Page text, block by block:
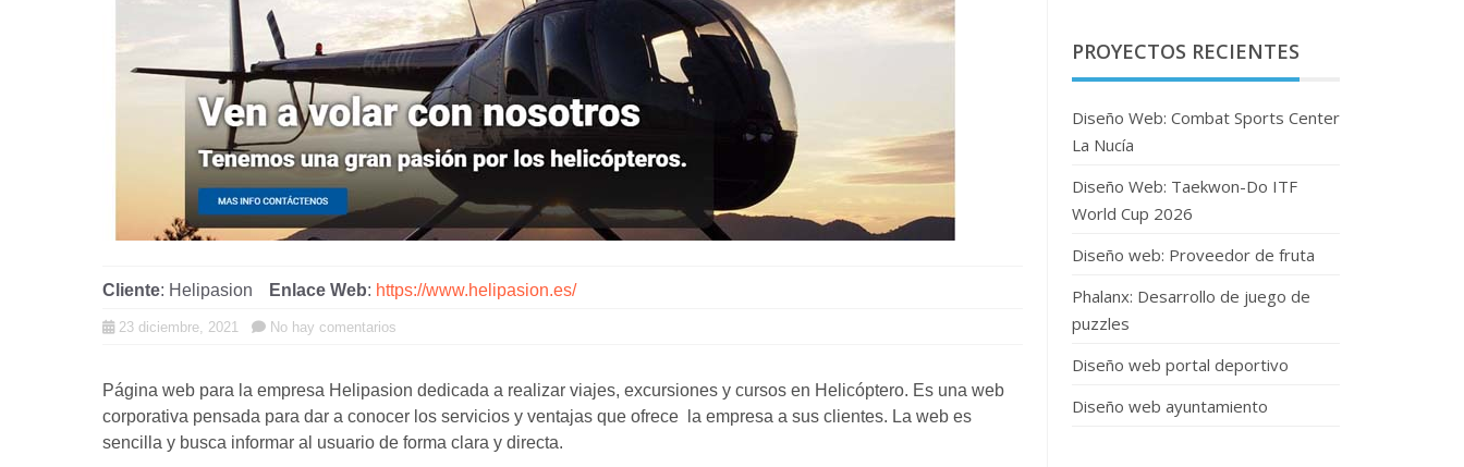
Cliente: Helipasion Enlace Web: https://www.helipasion.es/
23 diciembre, 2021 No hay comentarios
Página web para la empresa Helipasion dedicada a realizar viajes, excursiones y cursos en Helicóptero. Es una web
corporativa pensada para dar a conocer los servicios y ventajas que ofrece la empresa a sus clientes. La web es
sencilla y busca informar al usuario de forma clara y directa.
PROYECTOS RECIENTES
Diseño Web: Combat Sports Center
La Nucía
Diseño Web: Taekwon-Do ITF
World Cup 2026
Diseño web: Proveedor de fruta
Phalanx: Desarrollo de juego de
puzzles
Diseño web portal deportivo
Diseño web ayuntamiento